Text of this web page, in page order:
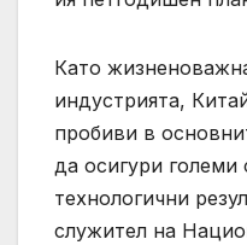
Като
индустрията,
пробиви в
да осигури големи
технологични
служител на